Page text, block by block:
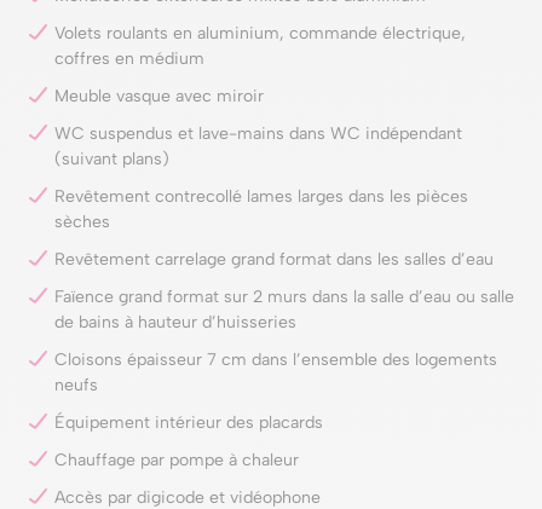
Volets roulants en aluminium, commande électrique,
coffres en médium
Meuble vasque avec miroir
WC suspendus et lave-mains dans WC indépendant
(suivant plans)
Revêtement contrecollé lames larges dans les pièces
sèches
Revêtement carrelage grand format dans les salles d’eau
Faïence grand format sur 2 murs dans la salle d’eau ou salle
de bains à hauteur d’huisseries
Cloisons épaisseur 7 cm dans l’ensemble des logements
neufs
Équipement intérieur des placards
Chauffage par pompe à chaleur
Accès par digicode et vidéophone